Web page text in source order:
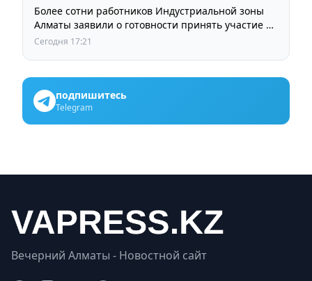
Более сотни работников Индустриальной зоны
Алматы заявили о готовности принять участие в
выборах членов Курылтая
Сегодня 17:21
подпишитесь
Telegram
Вечерний Алматы - Новостной сайт